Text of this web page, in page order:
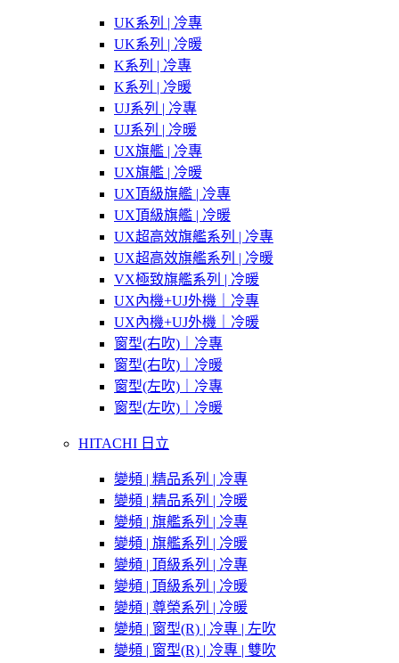
UK系列 | 冷專
UK系列 | 冷暖
K系列 | 冷專
K系列 | 冷暖
UJ系列 | 冷專
UJ系列 | 冷暖
UX旗艦 | 冷專
UX旗艦 | 冷暖
UX頂級旗艦 | 冷專
UX頂級旗艦 | 冷暖
UX超高效旗艦系列 | 冷專
UX超高效旗艦系列 | 冷暖
VX極致旗艦系列 | 冷暖
UX內機+UJ外機｜冷專
UX內機+UJ外機｜冷暖
窗型(右吹)｜冷專
窗型(右吹)｜冷暖
窗型(左吹)｜冷專
窗型(左吹)｜冷暖
HITACHI 日立
變頻 | 精品系列 | 冷專
變頻 | 精品系列 | 冷暖
變頻 | 旗艦系列 | 冷專
變頻 | 旗艦系列 | 冷暖
變頻 | 頂級系列 | 冷專
變頻 | 頂級系列 | 冷暖
變頻 | 尊榮系列 | 冷暖
變頻 | 窗型(R) | 冷專 | 左吹
變頻 | 窗型(R) | 冷專 | 雙吹